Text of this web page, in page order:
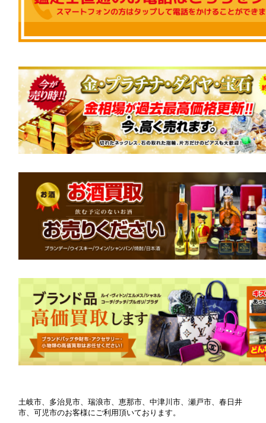
土岐市、多治見市、瑞浪市、恵那市、中津川市、瀬戸市、春日井
市、可児市のお客様にご利用頂いております。